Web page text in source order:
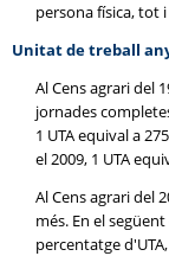
persona física, tot
Unitat de treball
Al Cens agrari del
jornades
1 UTA equival a
el 2009, 1 UTA
Al Cens agrari del
més. En el
percentatge